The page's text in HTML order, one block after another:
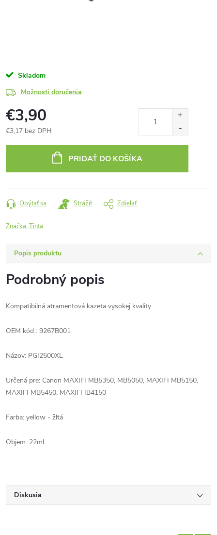
Skladom
Možnosti doručenia
€3,90
€3,17 bez DPH
PRIDAŤ DO KOŠÍKA
Opýtať sa Strážiť Zdieľať
Značka:Tinta
Popis produktu
Podrobný popis
Kompatibilná atramentová kazeta vysokej kvality.
OEM kód : 9267B001
Názov: PGI2500XL
Určená pre: Canon MAXIFI MB5350, MB5050, MAXIFI MB5150,
MAXIFI MB5450, MAXIFI IB4150
Farba: yellow - žltá
Objem: 22ml
Diskusia